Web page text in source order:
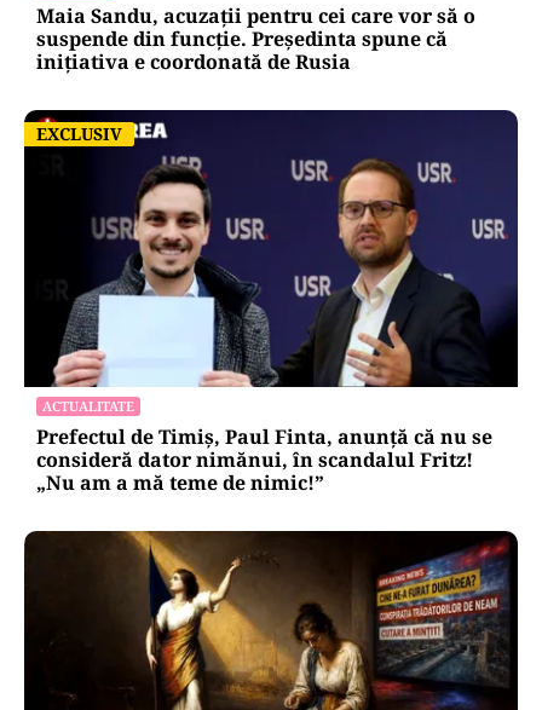
Maia Sandu, acuzații pentru cei care vor să o
suspende din funcție. Președinta spune că
inițiativa e coordonată de Rusia
EXCLUSIV
EXCLUSIV
ACTUALITATE
Prefectul de Timiș, Paul Finta, anunță că nu se
consideră dator nimănui, în scandalul Fritz!
„Nu am a mă teme de nimic!”